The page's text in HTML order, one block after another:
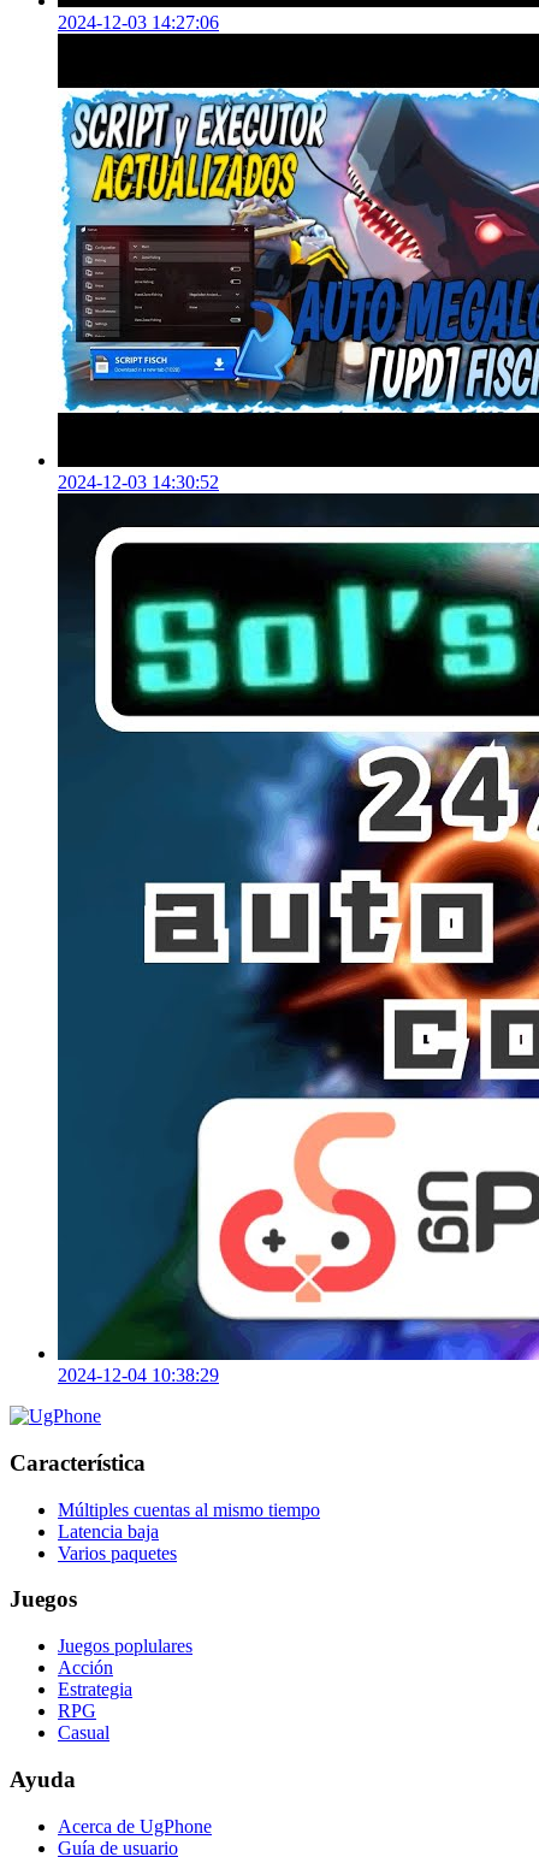
2024-12-03 14:27:06
2024-12-03 14:30:52
2024-12-04 10:38:29
Característica
Múltiples cuentas al mismo tiempo
Latencia baja
Varios paquetes
Juegos
Juegos poplulares
Acción
Estrategia
RPG
Casual
Ayuda
Acerca de UgPhone
Guía de usuario